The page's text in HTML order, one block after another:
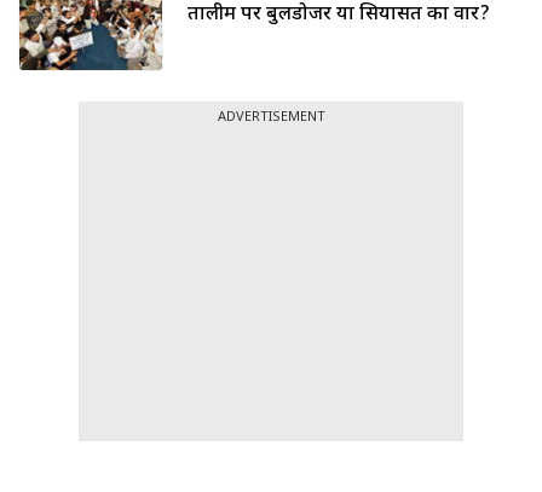
तालीम पर बुलडोजर या सियासत का वार?
ADVERTISEMENT